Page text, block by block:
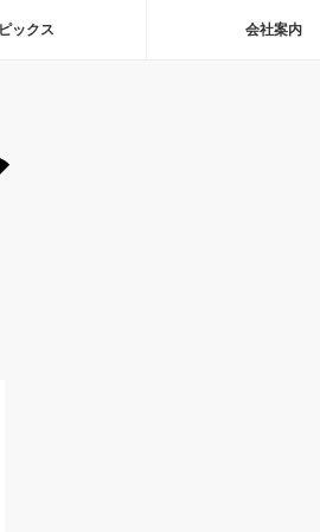
ピックス 会社案内